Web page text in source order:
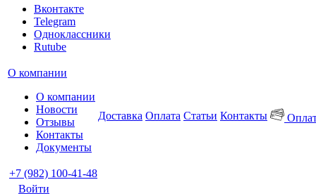
Вконтакте
Telegram
Одноклассники
Rutube
О компании
О компании
Новости
Отзывы
Контакты
Документы
Доставка Оплата Статьи Контакты
+7 (982) 100-41-48
Войти